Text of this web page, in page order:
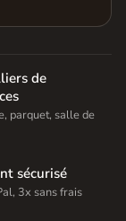
de
parquet, salle de
sécurisé
3x sans frais